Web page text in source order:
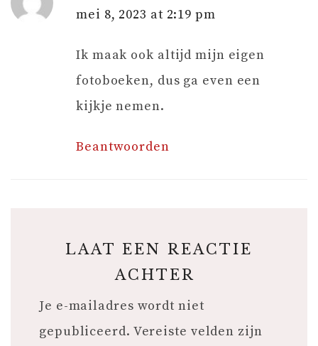
mei 8, 2023 at 2:19 pm
Ik maak ook altijd mijn eigen
fotoboeken, dus ga even een
kijkje nemen.
Beantwoorden
LAAT EEN REACTIE
ACHTER
Je e-mailadres wordt niet
gepubliceerd. Vereiste velden zijn